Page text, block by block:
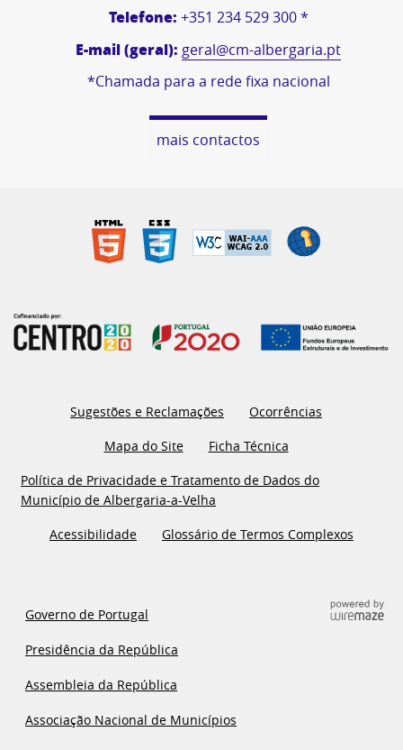
Telefone: +351 234 529 300 *
E-mail (geral): geral@cm-albergaria.pt
*Chamada para a rede fixa nacional
mais contactos
Sugestões e Reclamações
Ocorrências
Mapa do Site
Ficha Técnica
Política de Privacidade e Tratamento de Dados do
Município de Albergaria-a-Velha
Acessibilidade
Glossário de Termos Complexos
Governo de Portugal
Presidência da República
Assembleia da República
Associação Nacional de Municípios